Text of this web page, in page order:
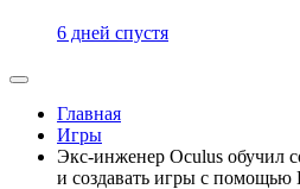
6 дней спустя
Главная
Игры
Экс-инженер Oculus обучил
и создавать игры с